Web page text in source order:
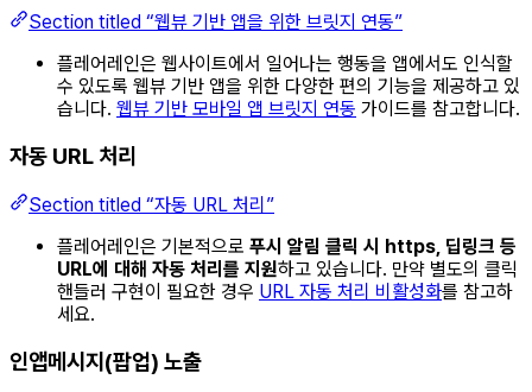
Section titled “웹뷰 기반 앱을 위한 브릿지 연동”
플레어레인은 웹사이트에서 일어나는 행동을 앱에서도 인식할
수 있도록 웹뷰 기반 앱을 위한 다양한 편의 기능을 제공하고 있
습니다. 웹뷰 기반 모바일 앱 브릿지 연동 가이드를 참고합니다.
자동 URL 처리
Section titled “자동 URL 처리”
플레어레인은 기본적으로 푸시 알림 클릭 시 https, 딥링크 등
URL에 대해 자동 처리를 지원하고 있습니다. 만약 별도의 클릭
핸들러 구현이 필요한 경우 URL 자동 처리 비활성화를 참고하
세요.
인앱메시지(팝업) 노출